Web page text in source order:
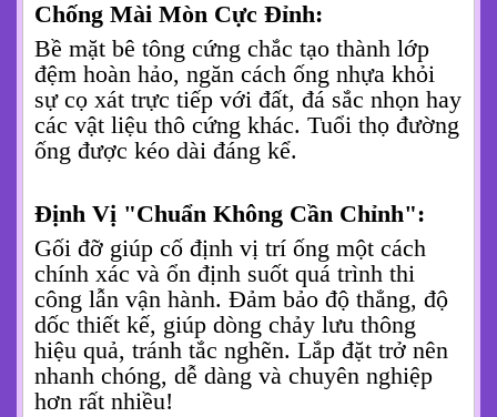
Chống Mài Mòn Cực Đỉnh:
Bề mặt bê tông cứng chắc tạo thành lớp
đệm hoàn hảo, ngăn cách ống nhựa khỏi
sự cọ xát trực tiếp với đất, đá sắc nhọn hay
các vật liệu thô cứng khác. Tuổi thọ đường
ống được kéo dài đáng kể.
Định Vị "Chuẩn Không Cần Chỉnh":
Gối đỡ giúp cố định vị trí ống một cách
chính xác và ổn định suốt quá trình thi
công lẫn vận hành. Đảm bảo độ thẳng, độ
dốc thiết kế, giúp dòng chảy lưu thông
hiệu quả, tránh tắc nghẽn. Lắp đặt trở nên
nhanh chóng, dễ dàng và chuyên nghiệp
hơn rất nhiều!